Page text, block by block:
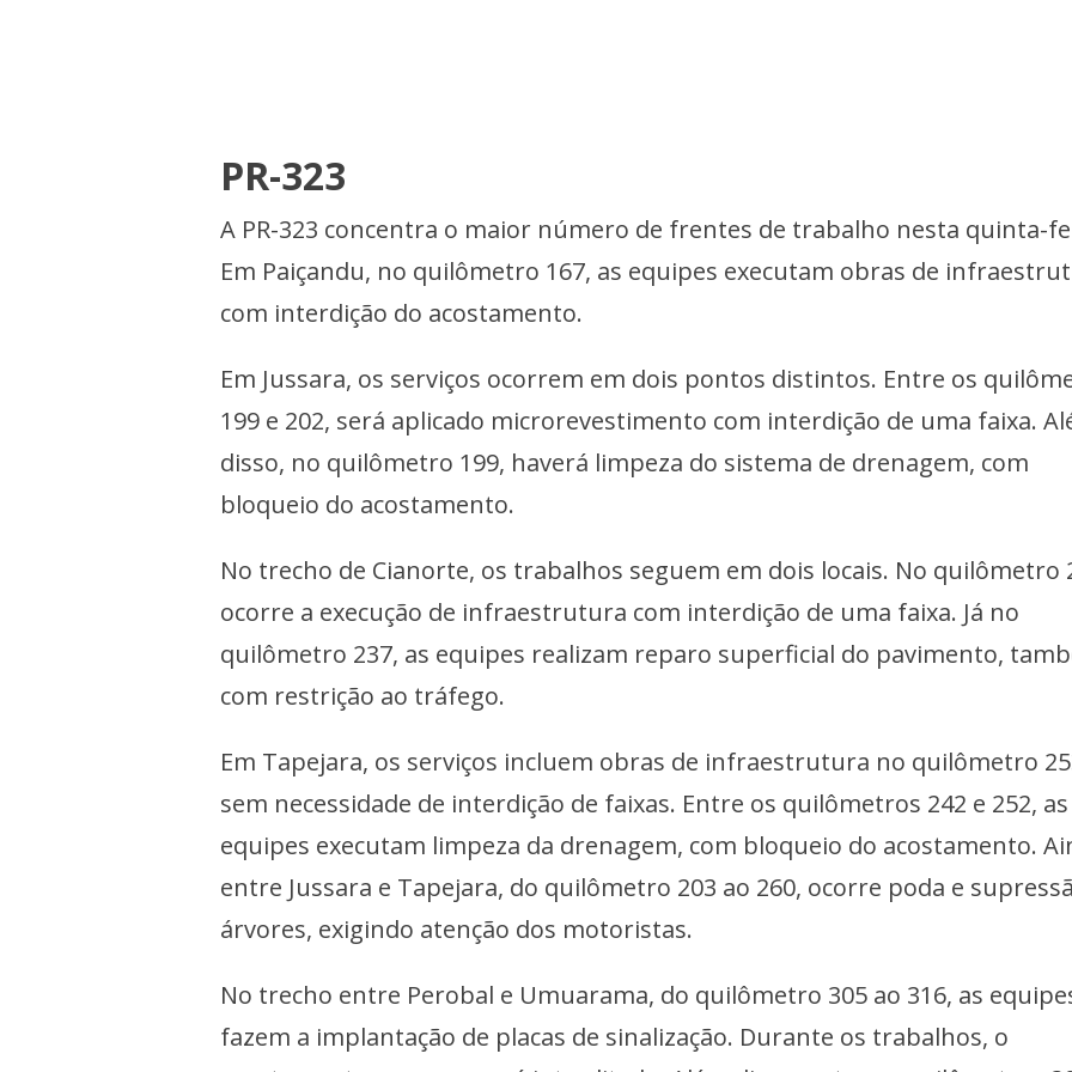
PR-323
A PR-323 concentra o maior número de frentes de trabalho nesta quinta-
Em Paiçandu, no quilômetro 167, as equipes executam obras de
com interdição do acostamento.
Em Jussara, os serviços ocorrem em dois pontos distintos. Entre os
199 e 202, será aplicado microrevestimento com interdição de uma faixa.
disso, no quilômetro 199, haverá limpeza do sistema de drenagem, com
bloqueio do acostamento.
No trecho de Cianorte, os trabalhos seguem em dois locais. No quilômetro
ocorre a execução de infraestrutura com interdição de uma faixa. Já no
quilômetro 237, as equipes realizam reparo superficial do pavimento,
com restrição ao tráfego.
Em Tapejara, os serviços incluem obras de infraestrutura no quilômetro
sem necessidade de interdição de faixas. Entre os quilômetros 242 e 252, as
equipes executam limpeza da drenagem, com bloqueio do acostamento.
entre Jussara e Tapejara, do quilômetro 203 ao 260, ocorre poda e
árvores, exigindo atenção dos motoristas.
No trecho entre Perobal e Umuarama, do quilômetro 305 ao 316, as
fazem a implantação de placas de sinalização. Durante os trabalhos, o